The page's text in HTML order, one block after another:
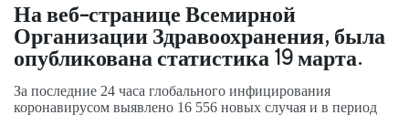
На веб-странице Всемирной
Организации Здравоохранения, была
опубликована статистика 19 марта.
За последние 24 часа глобального инфицирования
коронавирусом выявлено 16 556 новых случая и в период